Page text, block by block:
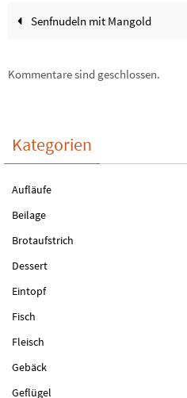
Senfnudeln mit Mangold
Kommentare sind geschlossen.
Kategorien
Aufläufe
Beilage
Brotaufstrich
Dessert
Eintopf
Fisch
Fleisch
Gebäck
Geflügel